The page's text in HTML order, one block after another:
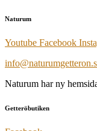
Naturum
Youtube Facebook
Naturum har ny
Getteröbutiken